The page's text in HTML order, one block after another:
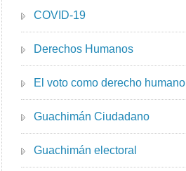
COVID-19
Derechos Humanos
El voto como derecho humano
Guachimán Ciudadano
Guachimán electoral